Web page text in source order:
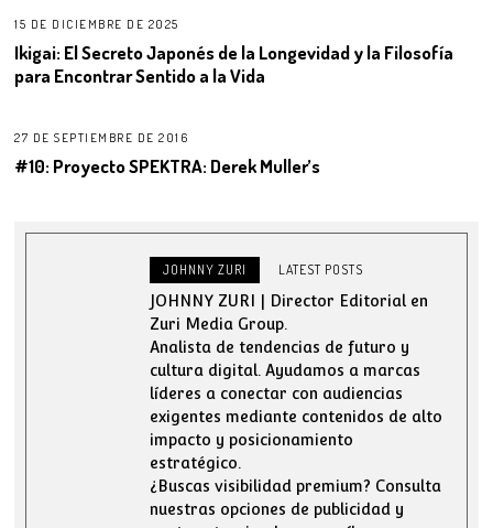
15 DE DICIEMBRE DE 2025
Ikigai: El Secreto Japonés de la Longevidad y la Filosofía
para Encontrar Sentido a la Vida
27 DE SEPTIEMBRE DE 2016
#10: Proyecto SPEKTRA: Derek Muller’s
JOHNNY ZURI LATEST POSTS
JOHNNY ZURI | Director Editorial en
Zuri Media Group.
Analista de tendencias de futuro y
cultura digital. Ayudamos a marcas
líderes a conectar con audiencias
exigentes mediante contenidos de alto
impacto y posicionamiento
estratégico.
¿Buscas visibilidad premium? Consulta
nuestras opciones de publicidad y